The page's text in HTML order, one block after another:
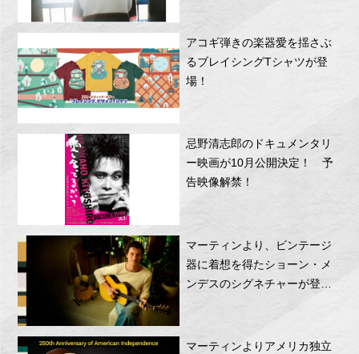
アコギ弾きの楽器愛を揺さぶ
るブレイシングTシャツが登
場！
忌野清志郎のドキュメンタリ
ー映画が10月公開決定！ 予
告映像解禁！
マーティンより、ビンテージ
器に着想を得たショーン・メ
ンデスのシグネチャーが登
マーティンよりアメリカ独立